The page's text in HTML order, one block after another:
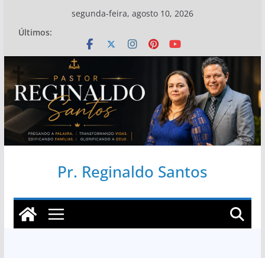
conteúdo
segunda-feira, agosto 10, 2026
Últimos:
Pr. Reginaldo Santos